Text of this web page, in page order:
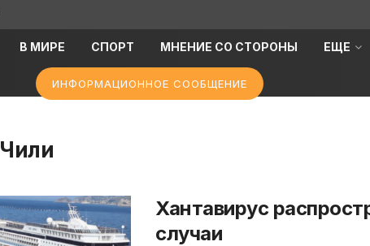
В МИРЕ СПОРТ МНЕНИЕ СО СТОРОНЫ ЕЩЕ
ИНФОРМАЦИОННОЕ СООБЩЕНИЕ
Чили
Хантавирус
случаи